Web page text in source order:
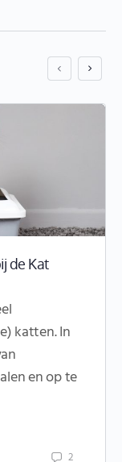
de Kat
katten. In
en op te
2